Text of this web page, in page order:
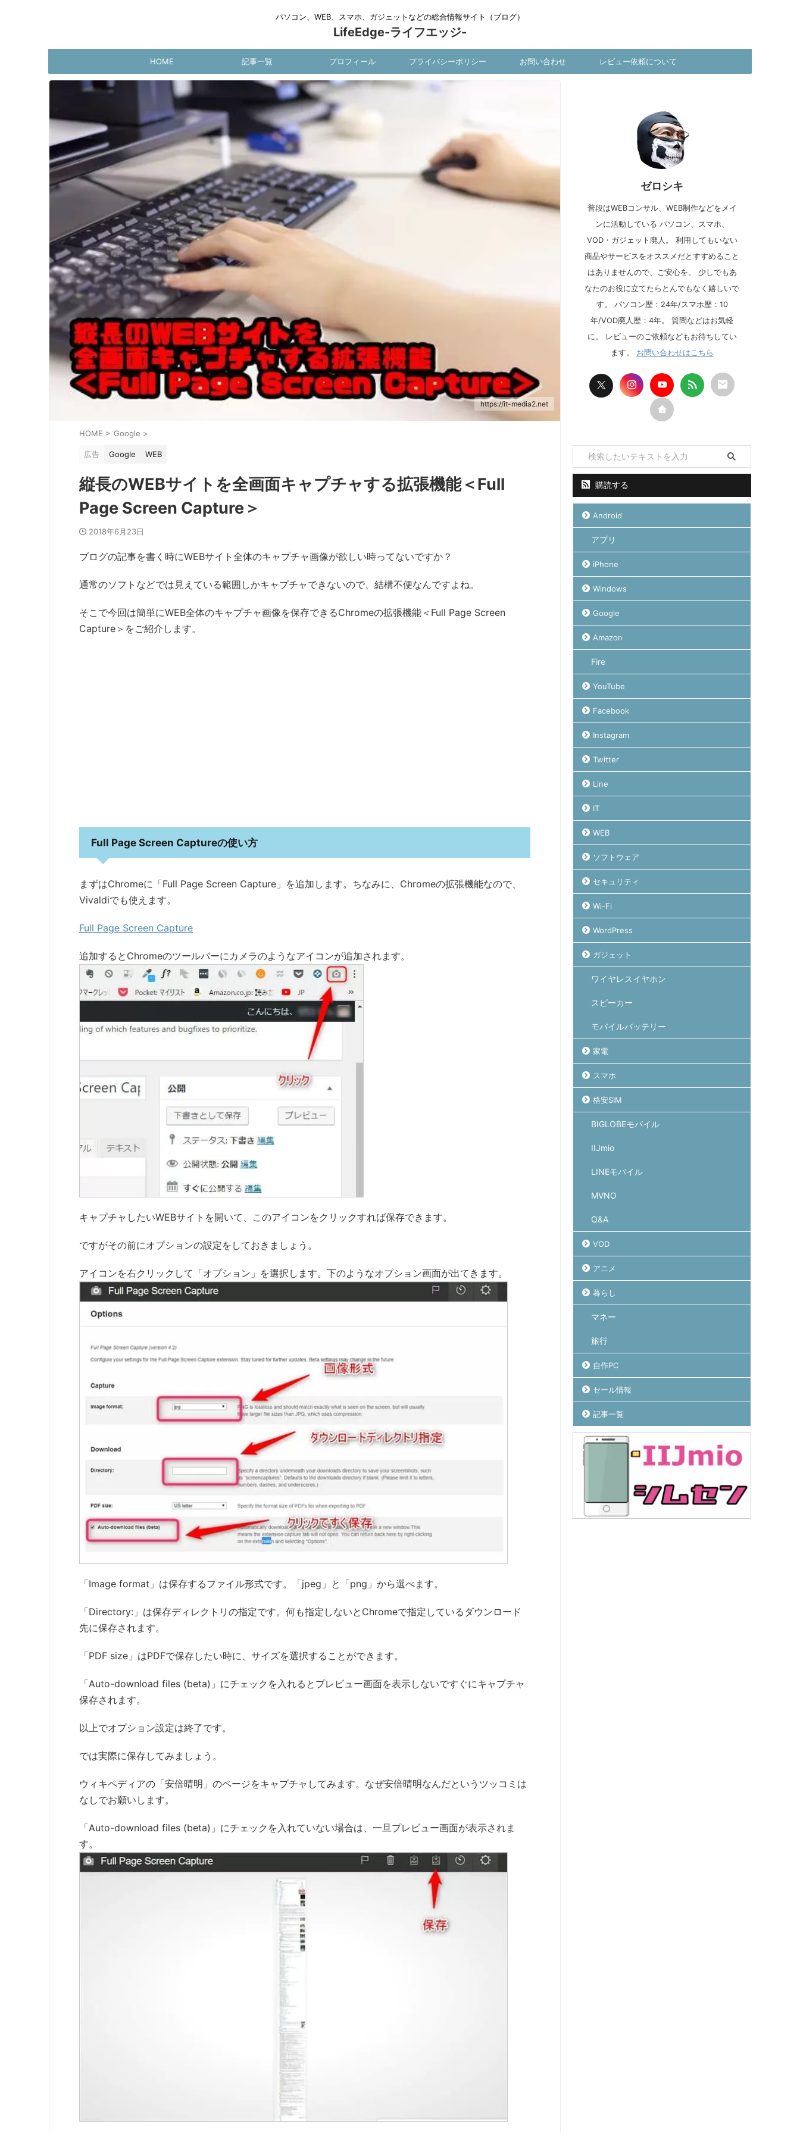
パソコン、WEB、スマホ、ガジェットなどの総合情報サイト（ブログ）
LifeEdge-ライフエッジ-
HOME 記事一覧 プロフィール プライバシーポリシー お問い合わせ レビュー依頼について
https://it-media2.net
HOME > Google >
広告 Google WEB
縦長のWEBサイトを全画面キャプチャする拡張機能＜Full
Page Screen Capture＞
2018年6月23日
ブログの記事を書く時にWEBサイト全体のキャプチャ画像が欲しい時ってないですか？
通常のソフトなどでは見えている範囲しかキャプチャできないので、結構不便なんですよね。
そこで今回は簡単にWEB全体のキャプチャ画像を保存できるChromeの拡張機能＜Full Page Screen
Capture＞をご紹介します。
Full Page Screen Captureの使い方
まずはChromeに「Full Page Screen Capture」を追加します。ちなみに、Chromeの拡張機能なので、
Vivaldiでも使えます。
Full Page Screen Capture
追加するとChromeのツールバーにカメラのようなアイコンが追加されます。
キャプチャしたいWEBサイトを開いて、このアイコンをクリックすれば保存できます。
ですがその前にオプションの設定をしておきましょう。
アイコンを右クリックして「オプション」を選択します。下のようなオプション画面が出てきます。
「Image format」は保存するファイル形式です。「jpeg」と「png」から選べます。
「Directory:」は保存ディレクトリの指定です。何も指定しないとChromeで指定しているダウンロード
先に保存されます。
「PDF size」はPDFで保存したい時に、サイズを選択することができます。
「Auto-download files (beta)」にチェックを入れるとプレビュー画面を表示しないですぐにキャプチャ
保存されます。
以上でオプション設定は終了です。
では実際に保存してみましょう。
ウィキペディアの「安倍晴明」のページをキャプチャしてみます。なぜ安倍晴明なんだというツッコミは
なしでお願いします。
「Auto-download files (beta)」にチェックを入れていない場合は、一旦プレビュー画面が表示されま
す。
ゼロシキ
普段はWEBコンサル、WEB制作などをメイ
ンに活動している パソコン、スマホ、
VOD・ガジェット廃人。 利用してもいない
商品やサービスをオススメだとすすめること
はありませんので、ご安心を。 少しでもあ
なたのお役に立てたらとんでもなく嬉しいで
す。 パソコン歴：24年/スマホ歴：10
年/VOD廃人歴：4年。 質問などはお気軽
に。 レビューのご依頼などもお待ちしてい
ます。 お問い合わせはこちら
購読する
Android
アプリ
iPhone
Windows
Google
Amazon
Fire
YouTube
Facebook
Instagram
Twitter
Line
IT
WEB
ソフトウェア
セキュリティ
Wi-Fi
WordPress
ガジェット
ワイヤレスイヤホン
スピーカー
モバイルバッテリー
家電
スマホ
格安SIM
BIGLOBEモバイル
IIJmio
LINEモバイル
MVNO
Q&A
VOD
アニメ
暮らし
マネー
旅行
自作PC
セール情報
記事一覧